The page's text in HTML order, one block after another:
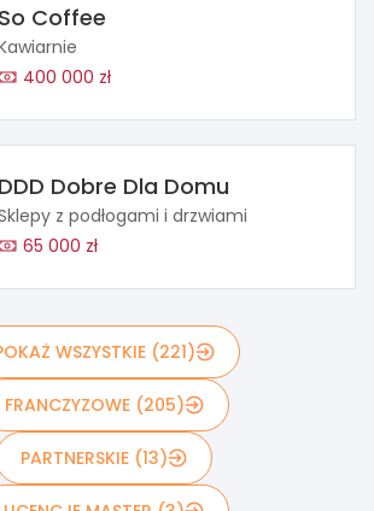
So Coffee
400 000 zł
DDD Dobre Dla Domu
z podłogami i drzwiami
65 000 zł
WSZYSTKIE (221)
FRANCZYZOWE (205)
PARTNERSKIE (13)